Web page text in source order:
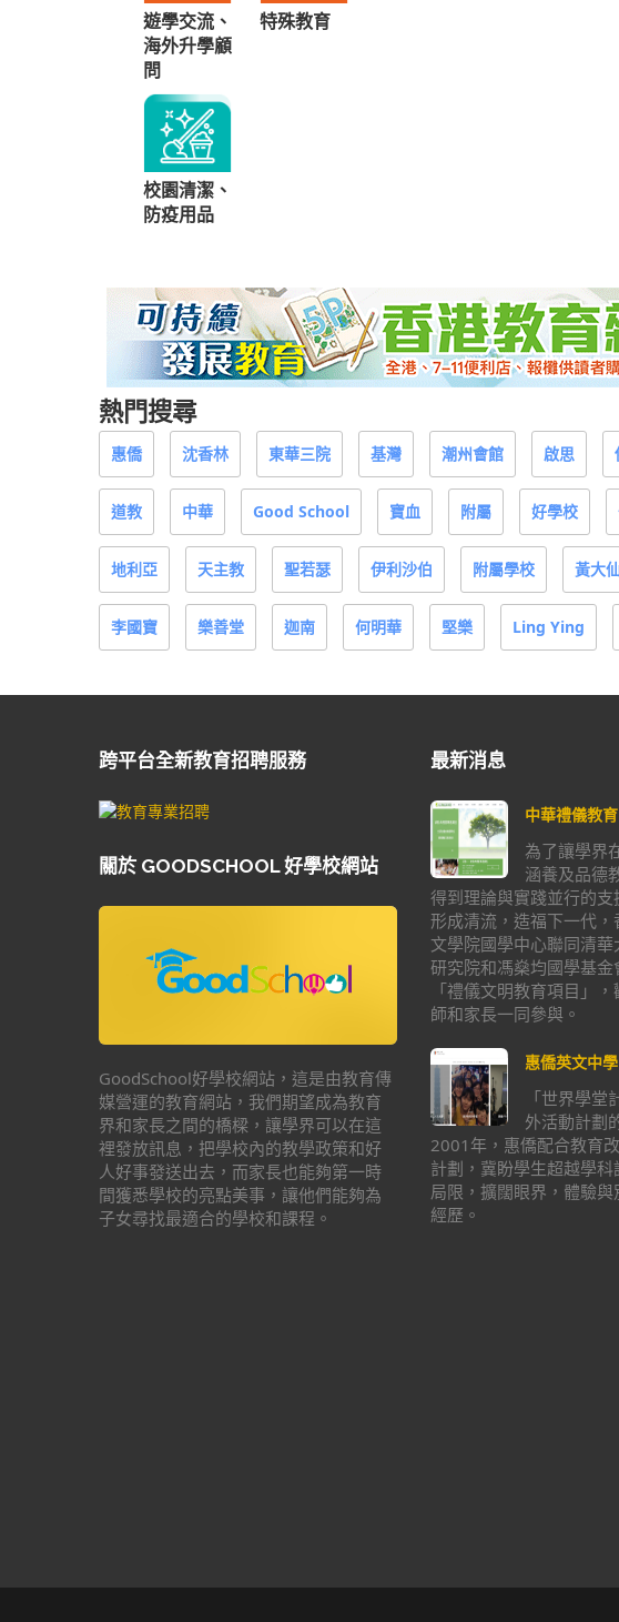
遊學交流、
海外升學顧
問
特殊教育
校園清潔、
防疫用品
熱門搜尋
惠僑 沈香林 東華三院 基灣 潮州會館 啟思
道教 中華 Good School 寶血 附屬 好學校
地利亞 天主教 聖若瑟 伊利沙伯 附屬學校 黃大
李國寶 樂善堂 迦南 何明華 堅樂 Ling Ying
跨平台全新教育招聘服務
關於 GOODSCHOOL 好學校網站
GoodSchool好學校網站，這是由教育傳
媒營運的教育網站，我們期望成為教育
界和家長之間的橋樑，讓學界可以在這
裡發放訊息，把學校內的教學政策和好
人好事發送出去，而家長也能夠第一時
間獲悉學校的亮點美事，讓他們能夠為
子女尋找最適合的學校和課程。
最新消息
中華禮儀教育
為了讓學界
涵養及品德
得到理論與實踐並行的支
形成清流，造福下一代，
文學院國學中心聯同清華
研究院和馮燊均國學基金
「禮儀文明教育項目」
師和家長一同參與。
惠僑英文中
「世界學
外活動計劃
2001年，惠僑配合教育
計劃，冀盼學生超越學科
局限，擴闊眼界，體驗與
經歷。